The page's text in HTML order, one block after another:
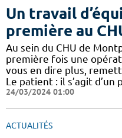
Un travail
première au
Au sein du CHU de
première fois une
vous en dire plus,
Le patient : il s’agit d’un
24/03/2024 01:00
ACTUALITÉS